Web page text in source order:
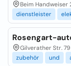
Beim Handweiser
dienstleister
Rosengart-
Gilverather Str.
zubehör
und